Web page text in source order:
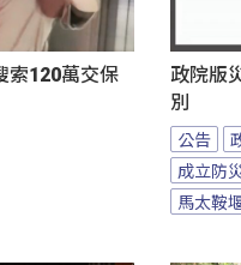
索120萬交保
政院版
別
公告
成立防
馬太鞍